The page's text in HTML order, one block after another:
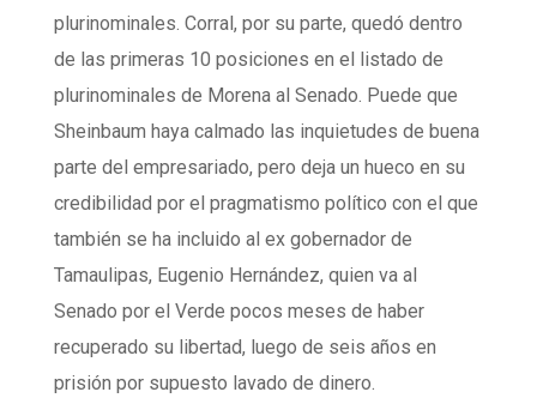
plurinominales. Corral, por su parte, quedó dentro
de las primeras 10 posiciones en el listado de
plurinominales de Morena al Senado. Puede que
Sheinbaum haya calmado las inquietudes de buena
parte del empresariado, pero deja un hueco en su
credibilidad por el pragmatismo político con el que
también se ha incluido al ex gobernador de
Tamaulipas, Eugenio Hernández, quien va al
Senado por el Verde pocos meses de haber
recuperado su libertad, luego de seis años en
prisión por supuesto lavado de dinero.